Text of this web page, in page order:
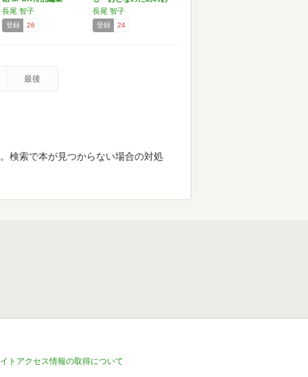
長尾 智子
登録 26
菓子集
長尾 智子
登録 24
最後
検索で本が見つからない場合の対処
トアクセス情報の取得について